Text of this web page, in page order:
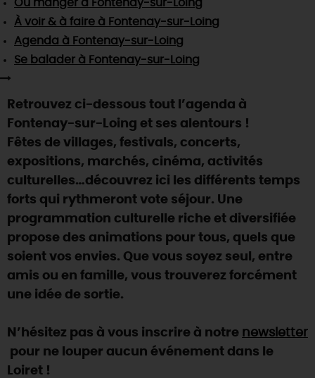
TOUTES LES ACTIVITÉS
Visitesgourmandesetcréatives
Vins etvignobles
Chic,une aire de pique-nique
Par ici lesguinguettes
La Route desMétiers d'Art
TOUT L'ART DE VIVRE
Des vacances auprès des animaux 🐎
(re)Découvrir les coulisses de la Faïencerie de
Gien !
Une saison de festivals 🎉
Rendez-vous de la nature en 2026
Des sorties en famille dans le Loiret !
Programme des animations "Loiret au fil de l'eau"
Où sortir ?
AUJOURD'HUI
DEMAIN
SE REPÉRER,SE DÉPLACER
INFOS & SERVICES
Où manger à Fontenay-sur-Loing
À voir & à faire à Fontenay-sur-Loing
Agenda à Fontenay-sur-Loing
Se balader à Fontenay-sur-Loing
Retrouvez ci-dessous tout l’agenda à
Fontenay-sur-Loing et ses alentours !
Fêtes de villages, festivals, concerts,
expositions, marchés, cinéma, activités
culturelles…découvrez ici les différents temps
forts qui rythmeront vote séjour. Une
programmation culturelle riche et diversifiée
propose des animations pour tous, quels que
soient vos envies. Que vous soyez seul, entre
amis ou en famille, vous trouverez forcément
une idée de sortie.
N’hésitez pas à vous inscrire à notre newsletter
pour ne louper aucun événement dans le
Loiret !